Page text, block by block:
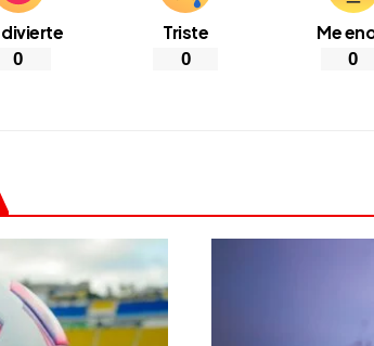
divierte
0
Triste
0
Me
0